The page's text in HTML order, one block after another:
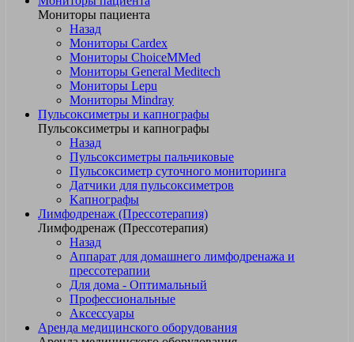
Мониторы пациента
Назад
Мониторы Cardex
Мониторы ChoiceMMed
Мониторы General Meditech
Мониторы Lepu
Мониторы Mindray
Пульсоксиметры и капнографы
Пульсоксиметры и капнографы
Назад
Пульсоксиметры пальчиковые
Пульсоксиметр суточного мониторинга
Датчики для пульсоксиметров
Kапнографы
Лимфодренаж (Прессотерапия)
Лимфодренаж (Прессотерапия)
Назад
Аппарат для домашнего лимфодренажа и
прессотерапии
Для дома - Оптимальный
Профессиональные
Аксессуары
Аренда медицинского оборудования